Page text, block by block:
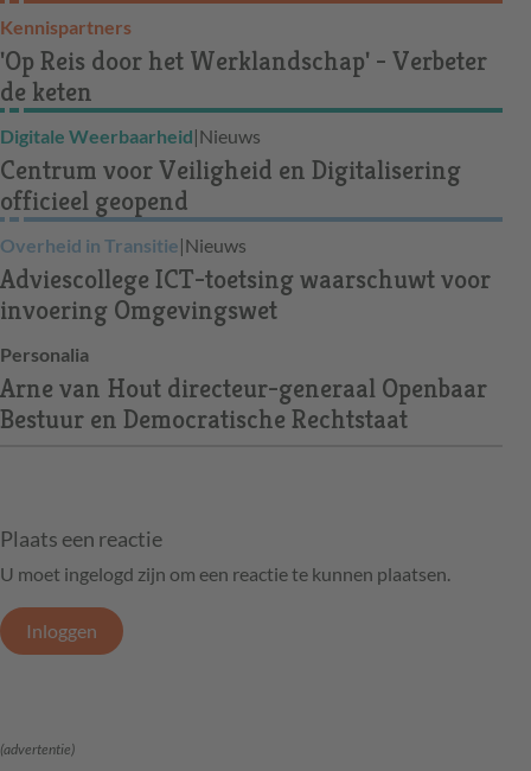
Kennispartners
'Op Reis door het Werklandschap' - Verbeter
de keten
Digitale Weerbaarheid|Nieuws
Centrum voor Veiligheid en Digitalisering
officieel geopend
Overheid in Transitie|Nieuws
Adviescollege ICT-toetsing waarschuwt voor
invoering Omgevingswet
Personalia
Arne van Hout directeur-generaal Openbaar
Bestuur en Democratische Rechtstaat
Plaats een reactie
U moet ingelogd zijn om een reactie te kunnen plaatsen.
Inloggen
(advertentie)